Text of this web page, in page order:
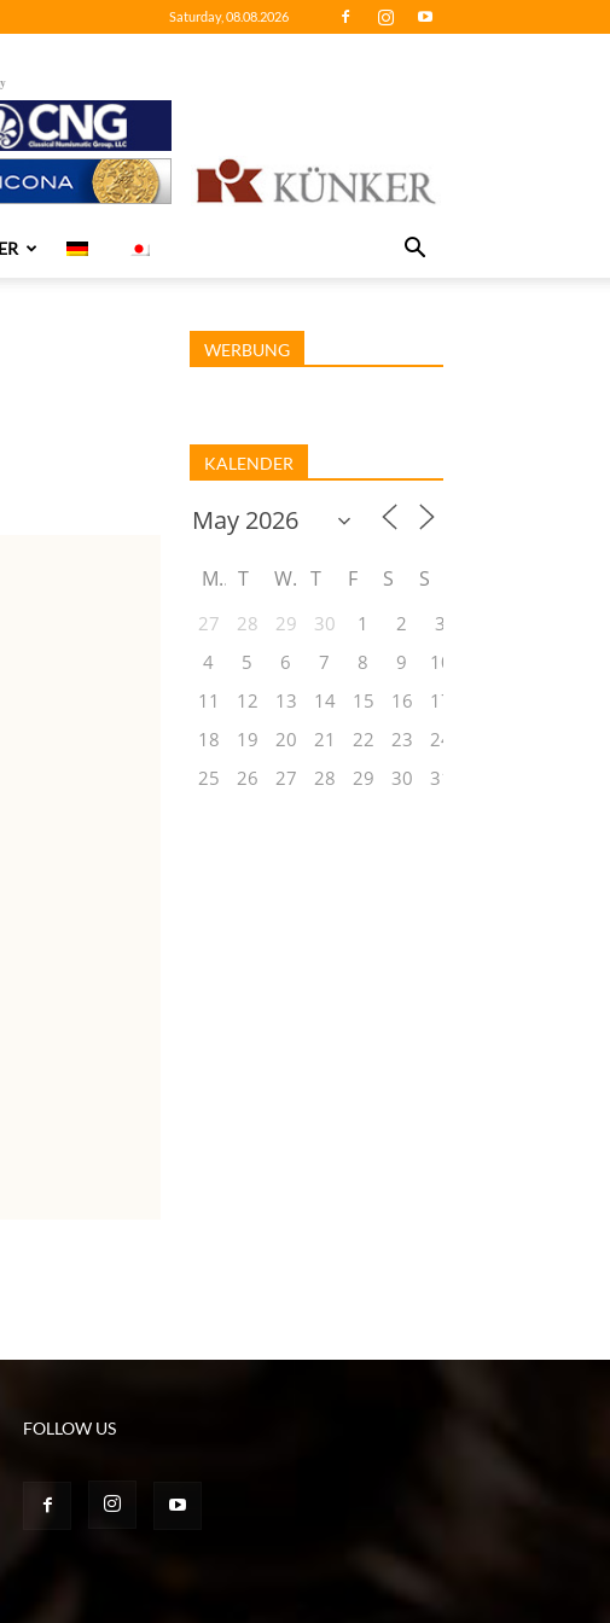
Saturday, 08.08.2026
WERBUNG
KALENDER
M T W T F S S
27 28 29 30 1 2
3
4
5 6 7 8 9
10
11
12 13 14 15 16
17
18
19 20 21 22 23
24
25
26 27 28 29 30 31
FOLLOW US